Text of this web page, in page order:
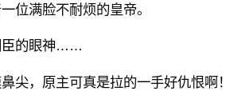
位满脸不耐烦的皇帝。
臣的眼神……
尖，原主可真是拉的一手好仇恨啊！